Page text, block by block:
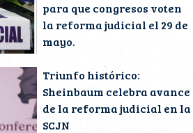
para que congresos voten
la reforma judicial el 29 de
mayo.
Triunfo histórico:
Sheinbaum celebra avance
de la reforma judicial en la
SCJN